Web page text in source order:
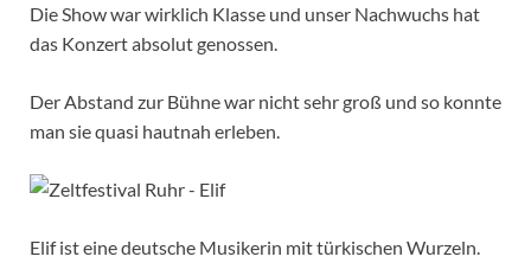
Die Show war wirklich Klasse und unser Nachwuchs hat
das Konzert absolut genossen.
Der Abstand zur Bühne war nicht sehr groß und so konnte
man sie quasi hautnah erleben.
Elif ist eine deutsche Musikerin mit türkischen Wurzeln.